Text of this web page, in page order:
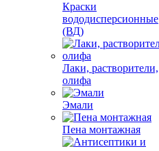
Краски
вододисперсионные
(ВД)
Лаки, растворители,
олифа
Эмали
Пена монтажная